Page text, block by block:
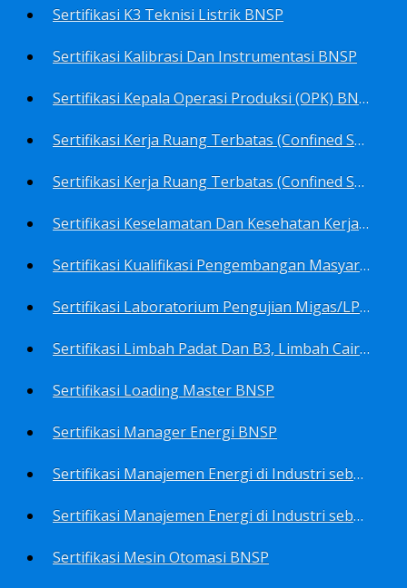
Sertifikasi K3 Teknisi Listrik BNSP
Sertifikasi Kalibrasi Dan Instrumentasi BNSP
Sertifikasi Kepala Operasi Produksi (OPK) BNSP
Sertifikasi Kerja Ruang Terbatas (Confined Spaces)-Ahli Muda Ruang Terbatas (AMURT/Supervisor) BNSP
Sertifikasi Kerja Ruang Terbatas (Confined Spaces)-Teknisi Ruang Terbatas (TRT/Entrants) BNSP
Sertifikasi Keselamatan Dan Kesehatan Kerja BNSP
Sertifikasi Kualifikasi Pengembangan Masyarakat BNSP
Sertifikasi Laboratorium Pengujian Migas/LPM BNSP
Sertifikasi Limbah Padat Dan B3, Limbah Cair BNSP
Sertifikasi Loading Master BNSP
Sertifikasi Manager Energi BNSP
Sertifikasi Manajemen Energi di Industri sebagai Auditor BNSP
Sertifikasi Manajemen Energi di Industri sebagai Manager Energy BNSP
Sertifikasi Mesin Otomasi BNSP